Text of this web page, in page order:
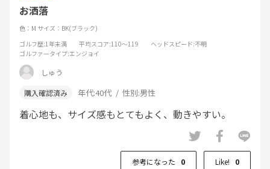
お洒落
色：M サイズ：BK(ブラック)
ゴルフ歴:1年未満 平均スコア:110～119 ヘッドスピード:不明
ゴルファータイプ:エンジョイ
しゅう
年代:40代 性別:男性
着心地も、サイズ感もとてもよく、動きやすい。
参考になった 0 Like! 0